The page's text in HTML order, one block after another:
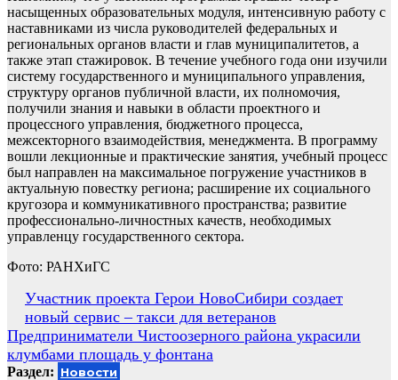
насыщенных образовательных модуля, интенсивную работу с
наставниками из числа руководителей федеральных и
региональных органов власти и глав муниципалитетов, а
также этап стажировок. В течение учебного года они изучили
систему государственного и муниципального управления,
структуру органов публичной власти, их полномочия,
получили знания и навыки в области проектного и
процессного управления, бюджетного процесса,
межсекторного взаимодействия, менеджмента. В программу
вошли лекционные и практические занятия, учебный процесс
был направлен на максимальное погружение участников в
актуальную повестку региона; расширение их социального
кругозора и коммуникативного пространства; развитие
профессионально-личностных качеств, необходимых
управленцу государственного сектора.
Фото: РАНХиГС
Навигация
по
записям
Участник проекта Герои НовоСибири создает
новый сервис – такси для ветеранов
Предприниматели Чистоозерного района украсили
клумбами площадь у фонтана
Раздел: Новости